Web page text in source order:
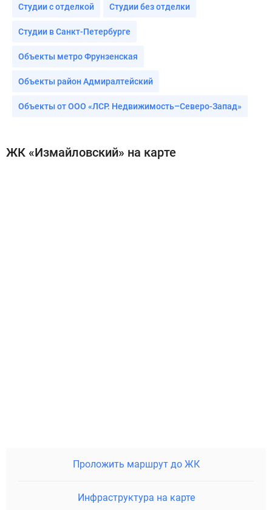
Студии с отделкой Студии без отделки
Студии в Санкт-Петербурге
Объекты метро Фрунзенская
Объекты район Адмиралтейский
Объекты от ООО «ЛСР. Недвижимость–Северо-Запад»
ЖК «Измайловский» на карте
Проложить маршрут до ЖК
Инфраструктура на карте